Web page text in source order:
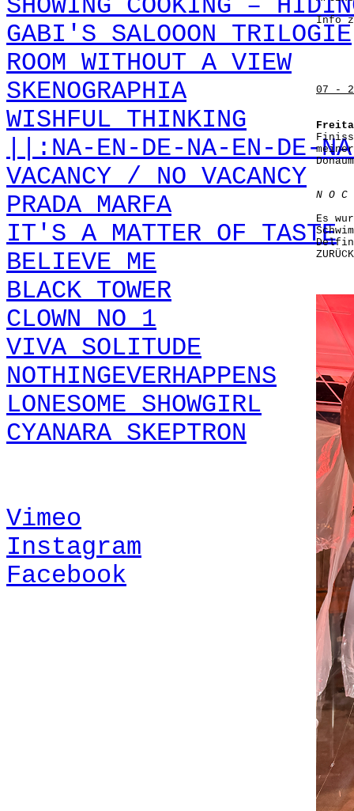
SHOWING COOKING –
GABI'S SALOOON TRILOGIE
ROOM WITHOUT A VIEW
SKENOGRAPHIA
WISHFUL THINKING
||:NA-EN-DE-NA-EN-DE-
VACANCY / NO VACANCY
PRADA MARFA
IT'S A MATTER OF TASTE
BELIEVE ME
BLACK TOWER
CLOWN NO 1
VIVA SOLITUDE
NOTHINGEVERHAPPENS
LONESOME SHOWGIRL
CYANARA SKEPTRON
Vimeo
Instagram
Facebook
Info
07 -
N O
Es